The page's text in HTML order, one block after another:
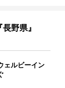
野県』
ェルビーイン